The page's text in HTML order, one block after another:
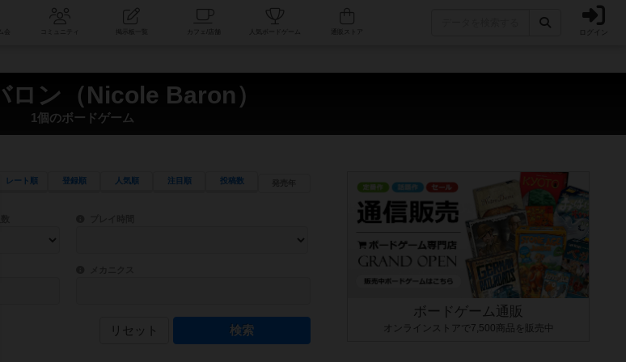
コミュニティ 人気ボードゲーム ログイン
ロン（Nicole Baron）
1個のボードゲーム
レート順 登録順 人気順 注目順 投稿数
目安となる所要時間を指定することができます。マニュアルを読む時間や参加者へのルール説明時間は含まれていないため、初めて
ーを指定することができます。直感的にゲームシステムを理解できるよう、中世ファンタジー・クッキング・海賊同士の対決など、ゲームコンセプトを絞
ゲーム性を構成するコアシステムです。主にボードゲームに慣れている方向けの絞込機能です。例えば「ダイスロール」はランダ
リセット
ボードゲーム通販
オンラインストアで7,500商品を販売中